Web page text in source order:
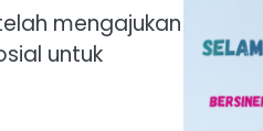
mengajukan
untuk